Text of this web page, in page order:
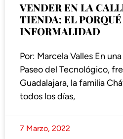
VENDER EN LA
TIENDA: EL
INFORMALIDAD
Por: Marcela Valles En
Paseo del Tecnológico,
Guadalajara, la familia
todos los días,
7 Marzo, 2022